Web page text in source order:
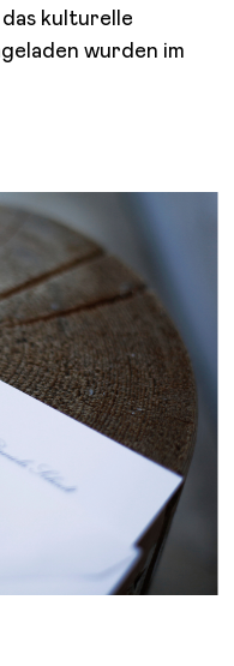
kulturelle
wurden im